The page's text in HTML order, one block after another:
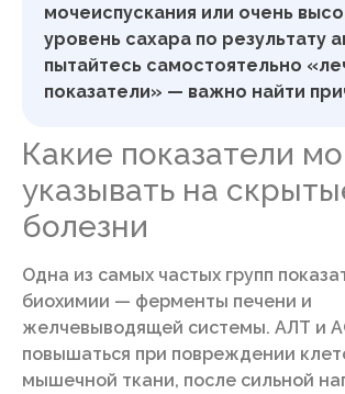
мочеиспускания или очень
уровень сахара по результату
пытайтесь самостоятельно
показатели» — важно найти
Какие показатели
указывать на
болезни
Одна из самых частых групп
биохимии — ферменты печени и
желчевыводящей системы. АЛТ и
повышаться при повреждении
мышечной ткани, после сильной